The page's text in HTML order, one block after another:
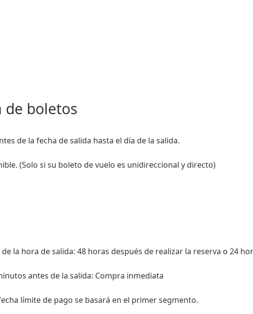
de boletos
de la fecha de salida hasta el día de la salida.
(Solo si su boleto de vuelo es unidireccional y directo)
la hora de salida: 48 horas después de realizar la reserva o 24
antes de la salida: Compra inmediata
límite de pago se basará en el primer segmento.